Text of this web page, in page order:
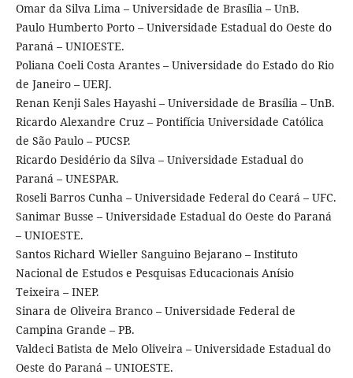
Omar da Silva Lima – Universidade de Brasília – UnB.
Paulo Humberto Porto – Universidade Estadual do Oeste do
Paraná – UNIOESTE.
Poliana Coeli Costa Arantes – Universidade do Estado do Rio
de Janeiro – UERJ.
Renan Kenji Sales Hayashi – Universidade de Brasília – UnB.
Ricardo Alexandre Cruz – Pontifícia Universidade Católica
de São Paulo – PUCSP.
Ricardo Desidério da Silva – Universidade Estadual do
Paraná – UNESPAR.
Roseli Barros Cunha – Universidade Federal do Ceará – UFC.
Sanimar Busse – Universidade Estadual do Oeste do Paraná
– UNIOESTE.
Santos Richard Wieller Sanguino Bejarano – Instituto
Nacional de Estudos e Pesquisas Educacionais Anísio
Teixeira – INEP.
Sinara de Oliveira Branco – Universidade Federal de
Campina Grande – PB.
Valdeci Batista de Melo Oliveira – Universidade Estadual do
Oeste do Paraná – UNIOESTE.